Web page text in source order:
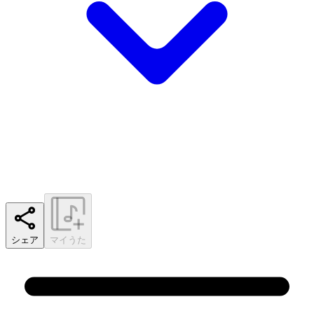
シェア マイうた